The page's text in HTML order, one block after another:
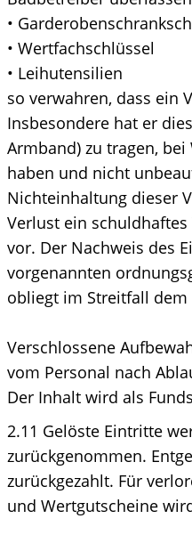
•
• Wertfachschlüssel
• Leihutensilien
so verwahren, dass ein
Insbesondere hat er
Armband) zu tragen,
haben und nicht
Nichteinhaltung dieser
Verlust ein
vor. Der Nachweis des
vorgenannten
obliegt im Streitfall dem
Verschlossene
vom Personal nach
Der Inhalt wird als
2.11 Gelöste Eintritte
zurückgenommen.
zurückgezahlt. Für
und Wertgutscheine